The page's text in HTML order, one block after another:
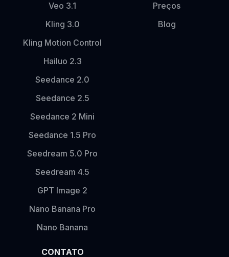
Veo 3.1
Kling 3.0
Kling Motion Control
Hailuo 2.3
Seedance 2.0
Seedance 2.5
Seedance 2 Mini
Seedance 1.5 Pro
Seedream 5.0 Pro
Seedream 4.5
GPT Image 2
Nano Banana Pro
Nano Banana
Preços
Blog
CONTATO